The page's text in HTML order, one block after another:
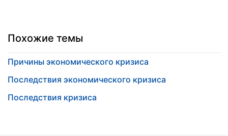
Похожие темы
Причины экономического кризиса
Последствия экономического кризиса
Последствия кризиса